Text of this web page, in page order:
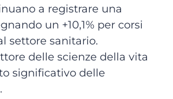
a registrare una
un +10,1% per corsi
settore sanitario.
delle scienze della vita
significativo delle